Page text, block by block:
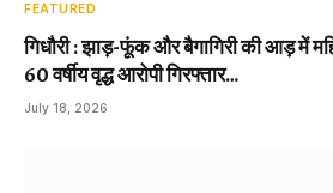
FEATURED
गिधौरी : झाड़-फूंक और बैगागिरी की आड़ में
60 वर्षीय वृद्ध आरोपी गिरफ्तार…
July 18, 2026